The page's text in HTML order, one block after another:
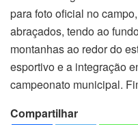
para foto oficial no
abraçados, tendo ao
montanhas ao redor do
esportivo e a integração
campeonato municipal.
Compartilhar